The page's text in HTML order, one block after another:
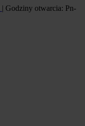
| Godziny otwarcia: Pn-